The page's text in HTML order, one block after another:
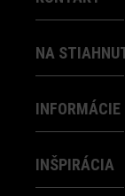
NA
INFORMÁCIE
INŠPIRÁCIA